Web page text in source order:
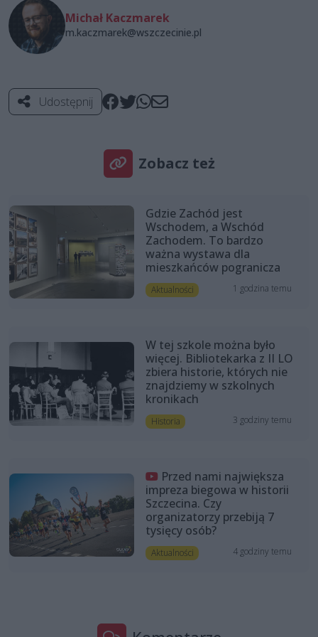
Michał Kaczmarek
m.kaczmarek@wszczecinie.pl
Udostępnij
Zobacz też
Gdzie Zachód jest
Wschodem, a Wschód
Zachodem. To bardzo
ważna wystawa dla
mieszkańców pogranicza
Aktualności 1 godzina temu
W tej szkole można było
więcej. Bibliotekarka z II LO
zbiera historie, których nie
znajdziemy w szkolnych
kronikach
Historia 3 godziny temu
Przed nami największa
impreza biegowa w historii
Szczecina. Czy
organizatorzy przebiją 7
tysięcy osób?
Aktualności 4 godziny temu